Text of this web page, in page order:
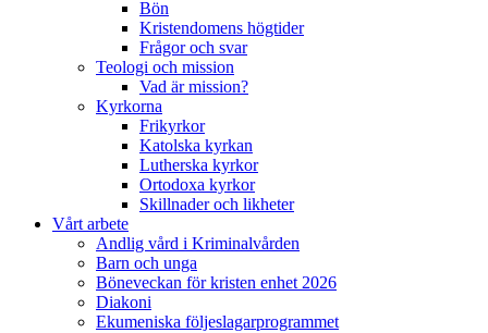
Bön
Kristendomens högtider
Frågor och svar
Teologi och mission
Vad är mission?
Kyrkorna
Frikyrkor
Katolska kyrkan
Lutherska kyrkor
Ortodoxa kyrkor
Skillnader och likheter
Vårt arbete
Andlig vård i Kriminalvården
Barn och unga
Böneveckan för kristen enhet 2026
Diakoni
Ekumeniska följeslagarprogrammet